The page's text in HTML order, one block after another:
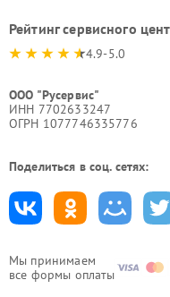
Мы принимаем
все формы оплаты
Рейтинг сервисного
4.9-5.0
ООО "Русервис"
ИНН 7702633247
ОГРН 1077746335776
Поделиться в соц. сетях: